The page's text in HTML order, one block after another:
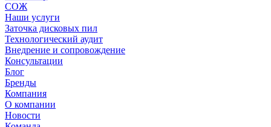
СОЖ
Наши услуги
Заточка дисковых пил
Технологический аудит
Внедрение и сопровождение
Консультации
Блог
Бренды
Компания
О компании
Новости